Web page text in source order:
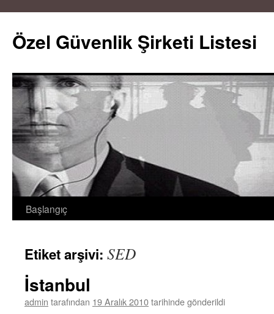
Özel Güvenlik Şirketi Listesi
İçeriğe
Başlangıç
Etiket arşivi: SED
İstanbul
admin tarafından 19 Aralık 2010tarihinde gönderildi